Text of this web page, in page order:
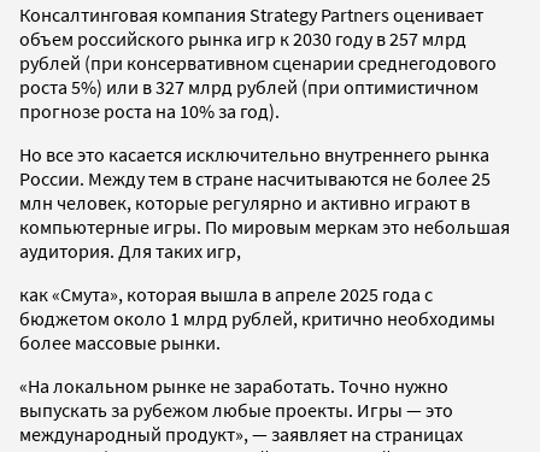
Консалтинговая компания Strategy Partners оценивает
объем российского рынка игр к 2030 году в 257 млрд
рублей (при консервативном сценарии среднегодового
роста 5%) или в 327 млрд рублей (при оптимистичном
прогнозе роста на 10% за год).
Но все это касается исключительно внутреннего рынка
России. Между тем в стране насчитываются не более 25
млн человек, которые регулярно и активно играют в
компьютерные игры. По мировым меркам это небольшая
аудитория. Для таких игр,
как «Смута», которая вышла в апреле 2025 года с
бюджетом около 1 млрд рублей, критично необходимы
более массовые рынки.
«На локальном рынке не заработать. Точно нужно
выпускать за рубежом любые проекты. Игры — это
международный продукт», — заявляет на страницах